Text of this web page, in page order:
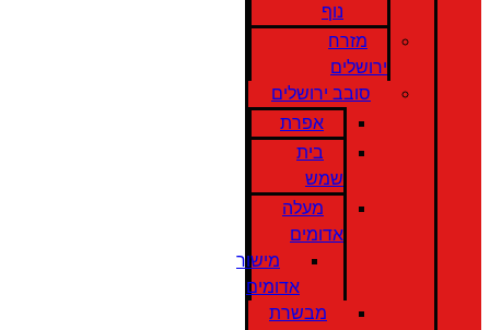
נוף
מזרח
ירושלים
סובב ירושלים
אפרת
בית
שמש
מעלה
אדומים
מישור
אדומים
מבשרת